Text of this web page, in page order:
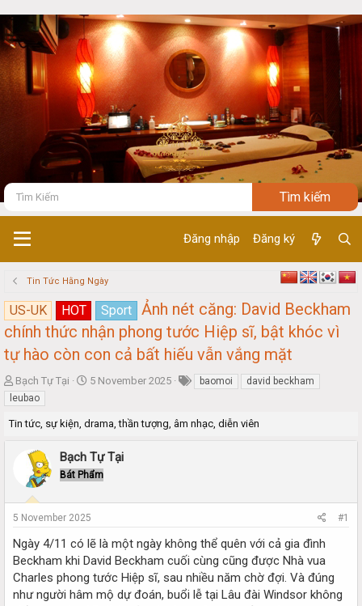
Đăng nhập Đăng ký
Tin Tức Hằng Ngày
US-UK HOT Sport
Ảnh nét căng: David Beckham
chính thức nhận phong tước Hiệp sĩ, bật khóc vì
tự hào còn con cả bất hiếu vẫn vắng mặt
T
h
r
e
r
e
r
Bạch Tự Tại
S
r
d
a
t
5 November 2025 baomoi
david beckham
leubao
Tin tức, sự kiện, drama, thần tượng, âm nhạc, diễn viên
Bạch Tự Tại
Bát Phẩm
5 November 2025 #1
Ngày 4/11 có lẽ là một ngày không thể quên với cả gia đình
Beckham khi David Beckham cuối cùng cũng được Nhà vua
Charles phong tước Hiệp sĩ, sau nhiều năm chờ đợi. Và đúng
như người hâm mộ dự đoán, buổi lễ tại Lâu đài Windsor không